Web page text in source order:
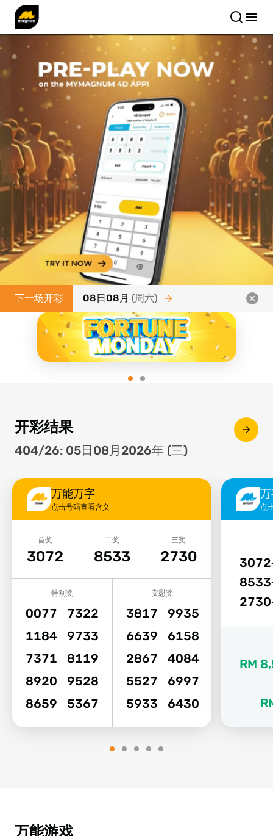
下一场开彩 08日08月 (周六)
开彩结果
404/26: 05日08月2026年 (三)
万能万字
点击号码查看含义
首奖
3072
二奖
8533
三奖
2730
特别奖
0077
7322
1184
9733
7371
8119
8920
9528
8659
5367
安慰奖
3817
9935
6639
6158
2867
4084
5527
6997
5933
6430
点
3072
8533
2730
RM
万能游戏